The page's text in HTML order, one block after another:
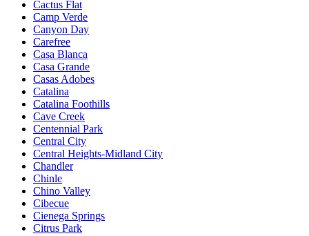
Cactus Flat
Camp Verde
Canyon Day
Carefree
Casa Blanca
Casa Grande
Casas Adobes
Catalina
Catalina Foothills
Cave Creek
Centennial Park
Central City
Central Heights-Midland City
Chandler
Chinle
Chino Valley
Cibecue
Cienega Springs
Citrus Park